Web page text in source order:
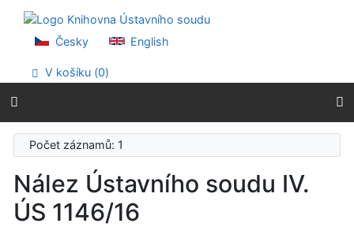
Přejít na menu
Prohlášení o webové přístupnosti
Česky English
V košíku (0)
Počet záznamů: 1
Nález Ústavního soudu IV.
ÚS 1146/16